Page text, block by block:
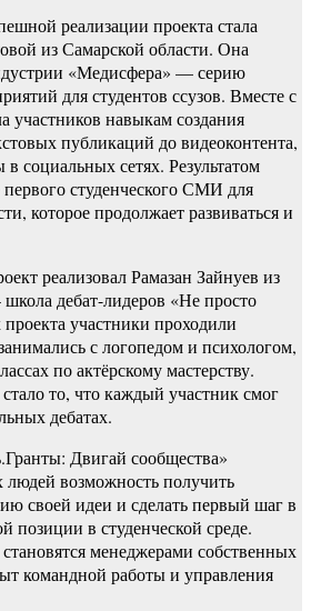
реализации проекта стала
из Самарской области. Она
«Медисфера» — серию
для студентов ссузов. Вместе с
участников навыкам создания
публикаций до видеоконтента,
социальных сетях. Результатом
первого студенческого СМИ для
которое продолжает развиваться и
реализовал Рамазан Зайнуев из
дебат-лидеров «Не просто
участники проходили
с логопедом и психологом,
по актёрскому мастерству.
то, что каждый участник смог
дебатах.
Двигай сообщества»
возможность получить
своей идеи и сделать первый шаг в
позиции в студенческой среде.
менеджерами собственных
командной работы и управления